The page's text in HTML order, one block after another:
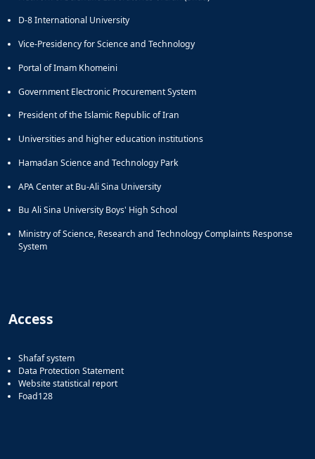
D-8 International University
Vice-Presidency for Science and Technology
Portal of Imam Khomeini
Government Electronic Procurement System
President of the Islamic Republic of Iran
Universities and higher education institutions
Hamadan Science and Technology Park
APA Center at Bu-Ali Sina University
Bu Ali Sina University Boys' High School
Ministry of Science, Research and Technology Complaints Response
System
Access
Shafaf system
Data Protection Statement
Website statistical report
Foad128